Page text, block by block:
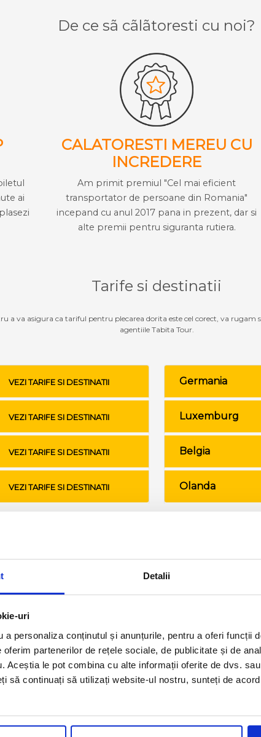
Detalii
uri
a personaliza conținutul și anunțurile, pentru a oferi funcții
partenerilor de rețele sociale, de publicitate și de
Aceștia le pot combina cu alte informații oferite de dvs.
să continuați să utilizați website-ul nostru, sunteți de
De ce sã cãlãtoresti cu noi?
ai
CALATORESTI MEREU CU
INCREDERE
Am primit premiul "Cel mai eficient
transportator de persoane din Romania"
incepand cu anul 2017 pana in prezent, dar si
alte premii pentru siguranta rutiera.
Tarife si destinatii
a va asigura ca tariful pentru plecarea dorita este cel corect, va rugam
agentiile Tabita Tour.
VEZI TARIFE SI DESTINATII
VEZI TARIFE SI DESTINATII
VEZI TARIFE SI DESTINATII
VEZI TARIFE SI DESTINATII
Germania
Luxemburg
Belgia
Olanda